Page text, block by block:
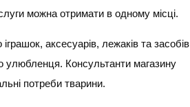
можна отримати в одному місці.
аксесуарів, лежаків та засобів
улюбленця. Консультанти магазину
потреби тварини.